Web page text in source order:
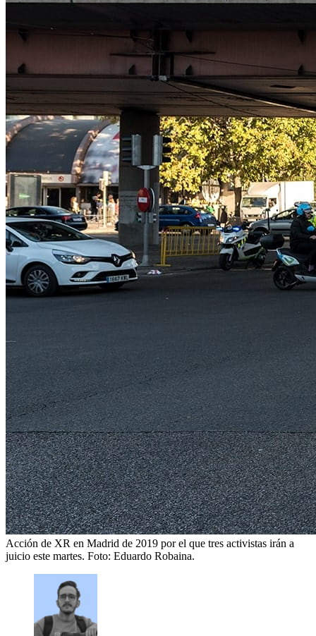
Acción de XR en Madrid de 2019 por el que tres activistas irán a
juicio este martes. Foto: Eduardo Robaina.